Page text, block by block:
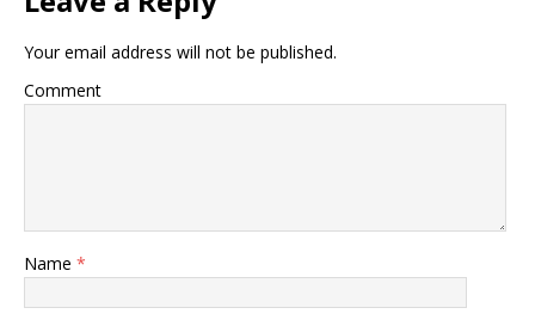
Your email address will not be published.
Comment
Name *